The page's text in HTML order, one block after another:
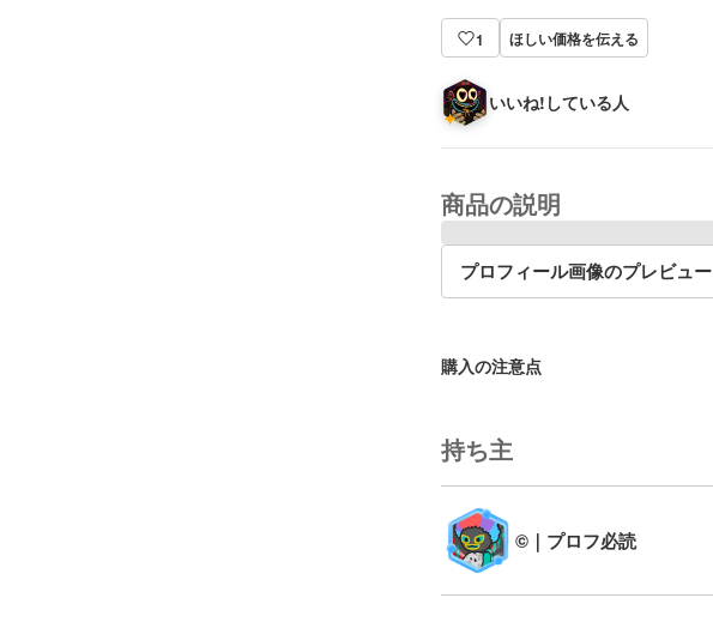
1 ほしい価格を伝える
いいね!している人
商品の説明
プロフィール画像のプレビュー
購入の注意点
持ち主
©️｜プロフ必読